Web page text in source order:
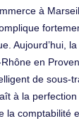
à
Aujourd’hui,
en
de sous-
à la
la comptabilité